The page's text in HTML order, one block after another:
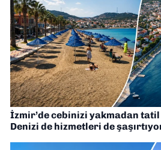
İzmir’de cebinizi yakmadan
Denizi de hizmetleri de